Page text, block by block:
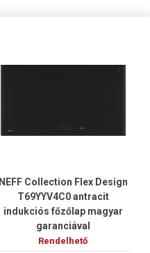
NEFF Collection Flex Design
T69YYV4C0 antracit
indukciós főzőlap magyar
garanciával
Rendelhető